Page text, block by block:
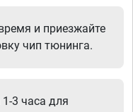
и приезжайте
чип тюнинга.
3 часа для